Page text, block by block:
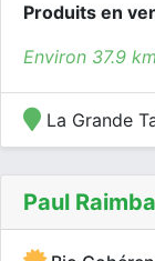
Produits en
Environ 37.9
La Grande
Paul